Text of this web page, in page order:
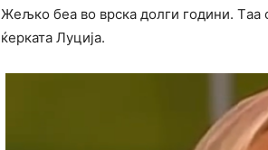
Жељко беа во врска долги години. Tаа
ќерката Луција.